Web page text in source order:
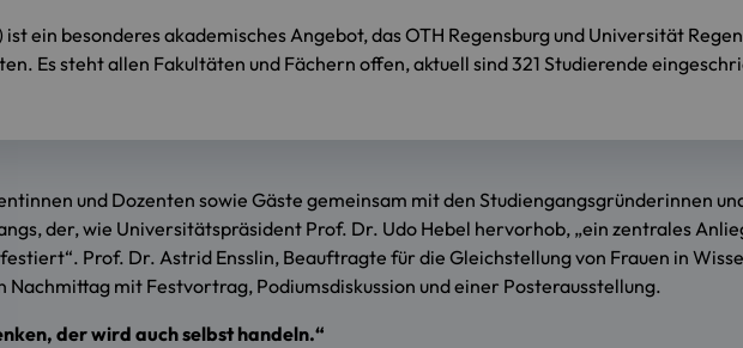
ein besonderes akademisches Angebot, das OTH Regensburg und Universität
Es steht allen Fakultäten und Fächern offen, aktuell sind 321 Studierende
und Dozenten sowie Gäste gemeinsam mit den Studiengangsgründerinnen
der, wie Universitätspräsident Prof. Dr. Udo Hebel hervorhob, „ein zentrales
Prof. Dr. Astrid Ensslin, Beauftragte für die Gleichstellung von Frauen in
mit Festvortrag, Podiumsdiskussion und einer Posterausstellung.
der wird auch selbst handeln.“